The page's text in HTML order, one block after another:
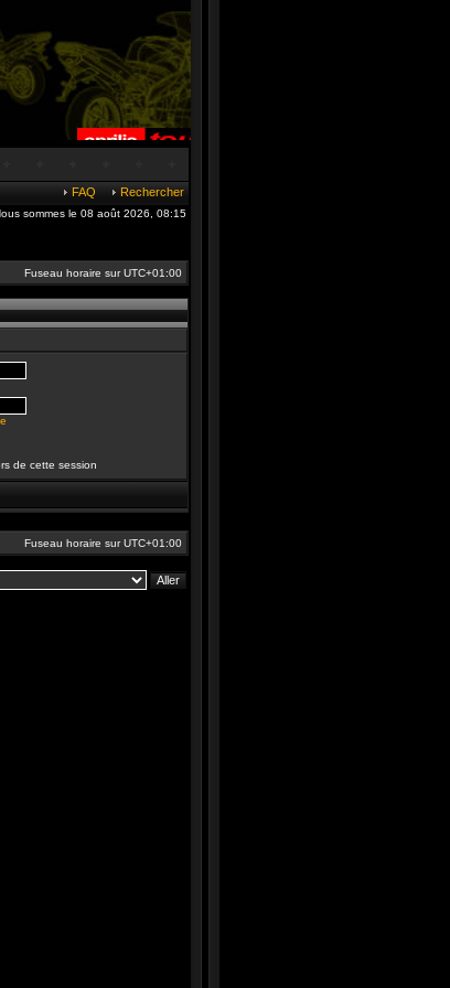
FAQ Rechercher
sommes le 08 août 2026, 08:15
Fuseau horaire surUTC+01:00
de cette session
Fuseau horaire surUTC+01:00